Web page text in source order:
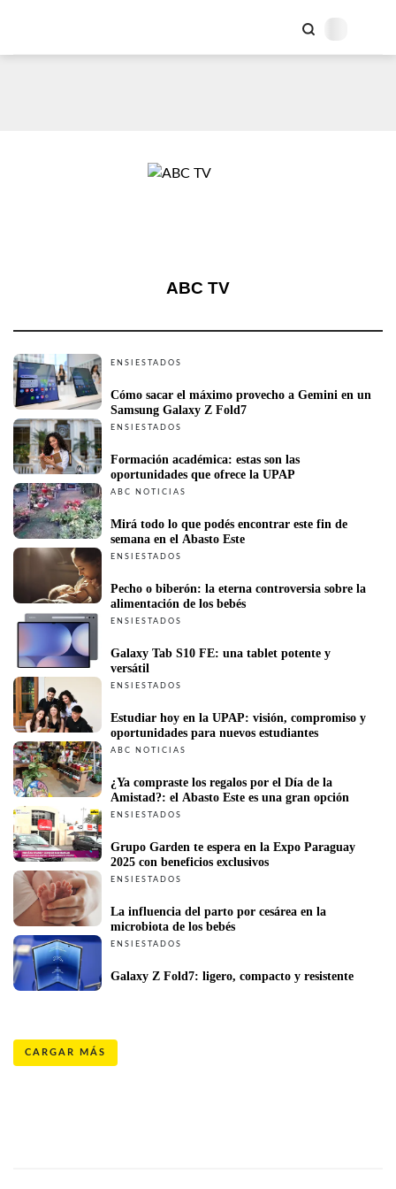
ABC TV
ENSIESTADOS
Cómo sacar el máximo provecho a Gemini en un
ENSIESTADOS
Formación académica: estas son las
oportunidades que ofrece la UPAP
ABC NOTICIAS
Mirá todo lo que podés encontrar este fin de
ENSIESTADOS
Pecho o biberón: la eterna controversia sobre la
ENSIESTADOS
Galaxy Tab S10 FE: una tablet potente y
versátil
ENSIESTADOS
Estudiar hoy en la UPAP: visión, compromiso y
oportunidades para nuevos estudiantes
ABC NOTICIAS
¿Ya compraste los regalos por el Día de la
ENSIESTADOS
Grupo Garden te espera en la Expo Paraguay
ENSIESTADOS
La influencia del parto por cesárea en la
ENSIESTADOS
CARGAR MÁS